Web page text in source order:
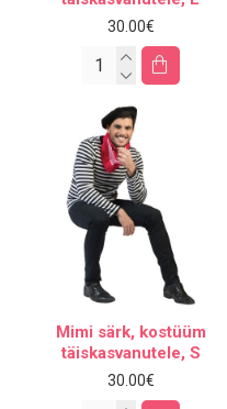
30.00€
Mimi särk, kostüüm
täiskasvanutele, S
30.00€